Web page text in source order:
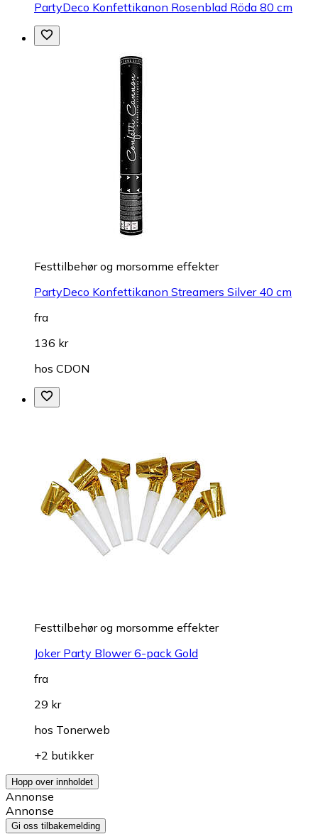
PartyDeco Konfettikanon Rosenblad Röda 80 cm
Festtilbehør og morsomme effekter
PartyDeco Konfettikanon Streamers Silver 40 cm
fra
136 kr
hos CDON
Festtilbehør og morsomme effekter
Joker Party Blower 6-pack Gold
fra
29 kr
hos Tonerweb
+2 butikker
Hopp over innholdet
Annonse
Annonse
Gi oss tilbakemelding